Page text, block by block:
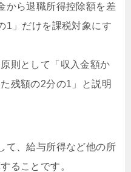
から退職所得控除額を差
1」だけを課税対象にす
則として「収入金額か
残額の2分の1」と説明
て、給与所得など他の所
ることです。